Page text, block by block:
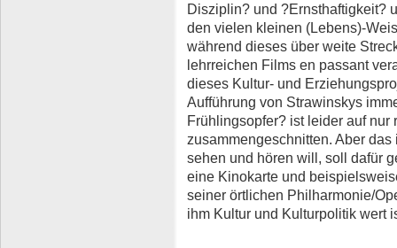
Disziplin? und ?Ernsthaftigkeit?
den vielen kleinen (Lebens)-
während dieses über weite
lehrreichen Films en passant
dieses Kultur- und
Aufführung von Strawinskys
Frühlingsopfer? ist leider auf nur
zusammengeschnitten. Aber
sehen und hören will, soll dafür
eine Kinokarte und
seiner örtlichen Philharmonie/
ihm Kultur und Kulturpolitik wert